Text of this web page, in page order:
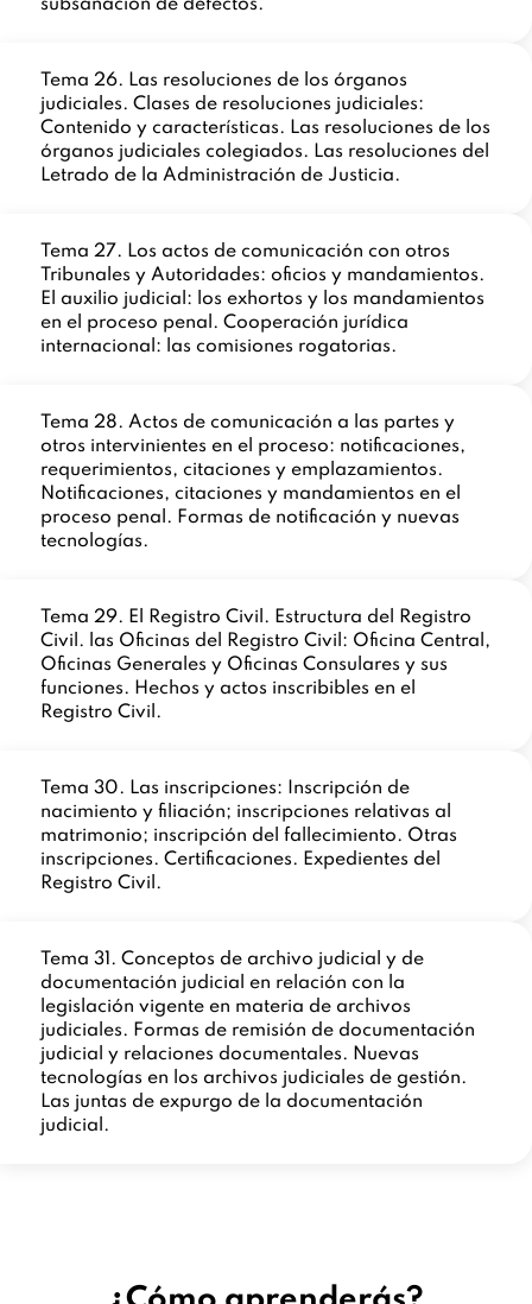
subsanación de defectos.
Tema 26. Las resoluciones de los órganos
judiciales. Clases de resoluciones judiciales:
Contenido y características. Las resoluciones de los
órganos judiciales colegiados. Las resoluciones del
Letrado de la Administración de Justicia.
Tema 27. Los actos de comunicación con otros
Tribunales y Autoridades: oficios y mandamientos.
El auxilio judicial: los exhortos y los mandamientos
en el proceso penal. Cooperación jurídica
internacional: las comisiones rogatorias.
Tema 28. Actos de comunicación a las partes y
otros intervinientes en el proceso: notificaciones,
requerimientos, citaciones y emplazamientos.
Notificaciones, citaciones y mandamientos en el
proceso penal. Formas de notificación y nuevas
tecnologías.
Tema 29. El Registro Civil. Estructura del Registro
Civil. las Oficinas del Registro Civil: Oficina Central,
Oficinas Generales y Oficinas Consulares y sus
funciones. Hechos y actos inscribibles en el
Registro Civil.
Tema 30. Las inscripciones: Inscripción de
nacimiento y filiación; inscripciones relativas al
matrimonio; inscripción del fallecimiento. Otras
inscripciones. Certificaciones. Expedientes del
Registro Civil.
Tema 31. Conceptos de archivo judicial y de
documentación judicial en relación con la
legislación vigente en materia de archivos
judiciales. Formas de remisión de documentación
judicial y relaciones documentales. Nuevas
tecnologías en los archivos judiciales de gestión.
Las juntas de expurgo de la documentación
judicial.